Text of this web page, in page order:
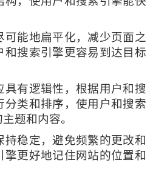
可能地扁平化，减少页面之
和搜索引擎更容易到达目标
具有逻辑性，根据用户和搜
分类和排序，使用户和搜索
题和内容。
持稳定，避免频繁的更改和
更好地记住网站的位置和